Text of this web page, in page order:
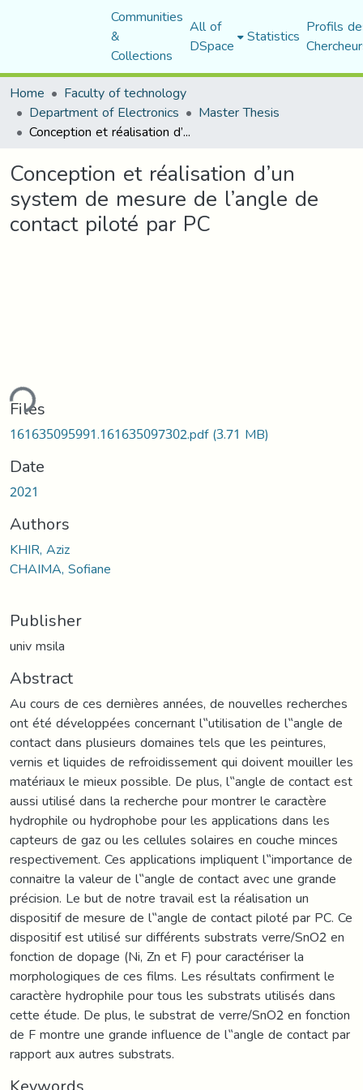
Communities
&
Collections
All of
DSpace Statistics Profils
Home
Faculty of technology
Department of Electronics Master Thesis
Conception et réalisation d’un system de mesure de l’angle de contact piloté par PC
Conception et réalisation d’un
system de mesure de l’angle de
contact piloté par PC
Files
161635095991.161635097302.pdf(3.71 MB)
Date
2021
Authors
KHIR, Aziz
CHAIMA, Sofiane
Publisher
univ msila
Abstract
Au cours de ces dernières années, de nouvelles recherches
ont été développées concernant l‟utilisation de l‟angle de
contact dans plusieurs domaines tels que les peintures,
vernis et liquides de refroidissement qui doivent mouiller les
matériaux le mieux possible. De plus, l‟angle de contact est
aussi utilisé dans la recherche pour montrer le caractère
hydrophile ou hydrophobe pour les applications dans les
capteurs de gaz ou les cellules solaires en couche minces
respectivement. Ces applications impliquent l‟importance de
connaitre la valeur de l‟angle de contact avec une grande
précision. Le but de notre travail est la réalisation un
dispositif de mesure de l‟angle de contact piloté par PC. Ce
dispositif est utilisé sur différents substrats verre/SnO2 en
fonction de dopage (Ni, Zn et F) pour caractériser la
morphologiques de ces films. Les résultats confirment le
caractère hydrophile pour tous les substrats utilisés dans
cette étude. De plus, le substrat de verre/SnO2 en fonction
de F montre une grande influence de l‟angle de contact par
rapport aux autres substrats.